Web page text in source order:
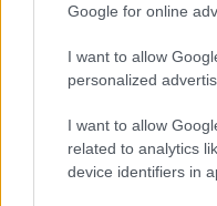
Google for online
I want to allow
personalized
I want to allow
related to analytics
device identifiers in
Στο παρελθόν είχε
Αρχές για άλλη
2009 συμμετείχε
1.000.000 ευρώ. Οι
οίκον έρευνα στο